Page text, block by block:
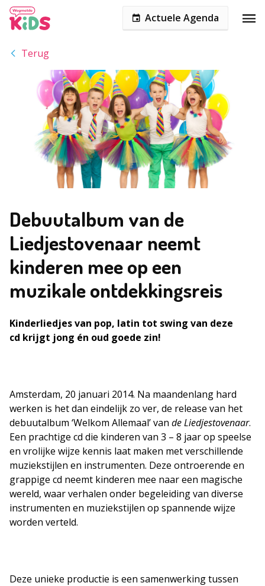
Actuele Agenda
Terug
Debuutalbum van de
Liedjestovenaar neemt
kinderen mee op een
muzikale ontdekkingsreis
Kinderliedjes van pop, latin tot swing van deze
cd krijgt jong én oud goede zin!
Amsterdam, 20 januari 2014. Na maandenlang hard
werken is het dan eindelijk zo ver, de release van het
debuutalbum ‘Welkom Allemaal’ van de Liedjestovenaar.
Een prachtige cd die kinderen van 3 – 8 jaar op speelse
en vrolijke wijze kennis laat maken met verschillende
muziekstijlen en instrumenten. Deze ontroerende en
grappige cd neemt kinderen mee naar een magische
wereld, waar verhalen onder begeleiding van diverse
instrumenten en muziekstijlen op spannende wijze
worden verteld.
Deze unieke productie is een samenwerking tussen